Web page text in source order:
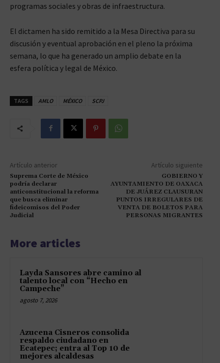
programas sociales y obras de infraestructura.
El dictamen ha sido remitido a la Mesa Directiva para su
discusión y eventual aprobación en el pleno la próxima
semana, lo que ha generado un amplio debate en la
esfera política y legal de México.
TAGS AMLO MÉXICO SCPJ
Artículo anterior
Suprema Corte de México
podría declarar
anticonstitucional la reforma
que busca eliminar
fideicomisos del Poder
Judicial
Artículo siguiente
GOBIERNO Y
AYUNTAMIENTO DE OAXACA
DE JUÁREZ CLAUSURAN
PUNTOS IRREGULARES DE
VENTA DE BOLETOS PARA
PERSONAS MIGRANTES
More articles
Layda Sansores abre camino al
talento local con “Hecho en
Campeche”
agosto 7, 2026
Azucena Cisneros consolida
respaldo ciudadano en
Ecatepec; entra al Top 10 de
mejores alcaldesas